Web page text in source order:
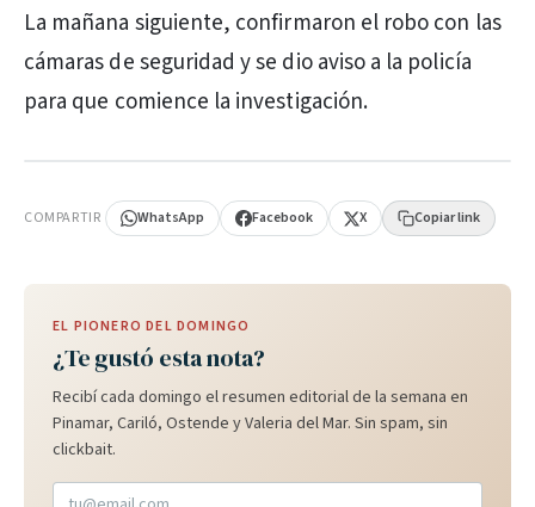
La mañana siguiente, confirmaron el robo con las
cámaras de seguridad y se dio aviso a la policía
para que comience la investigación.
COMPARTIR WhatsApp Facebook X Copiar link
EL PIONERO DEL DOMINGO
¿Te gustó esta nota?
Recibí cada domingo el resumen editorial de la semana en
Pinamar, Cariló, Ostende y Valeria del Mar. Sin spam, sin
clickbait.